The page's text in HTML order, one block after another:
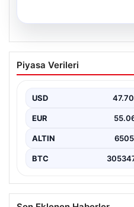
05.08.2026
34 Yıllık Hasretin
Büyük Mutluluk: İkiz
Adıyaman’da hayatlarını
Piyasa Verileri
USD 47.70
EUR
ALTIN
BTC